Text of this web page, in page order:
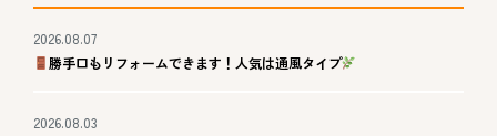
2026.08.07
勝手口もリフォームできます！人気は通風タイプ
2026.08.03